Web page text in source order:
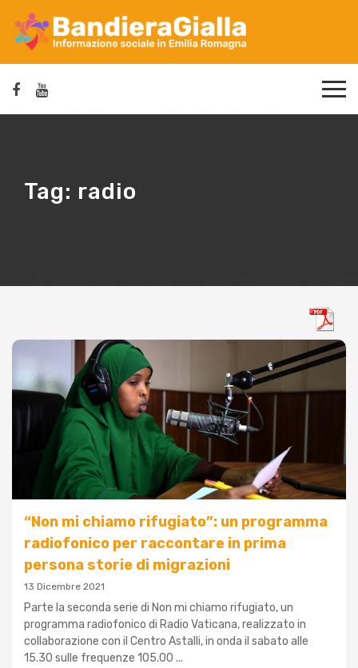
Tag: radio
“Non mi chiamo rifugiato”: un programma
radiofonico per raccontare in prima
persona storie di migrazioni
13 Dicembre 2021
Parte la seconda serie di Non mi chiamo rifugiato, un
programma radiofonico di Radio Vaticana, realizzato in
collaborazione con il Centro Astalli, in onda il sabato alle
15.30 sulle frequenze 105.00 ...